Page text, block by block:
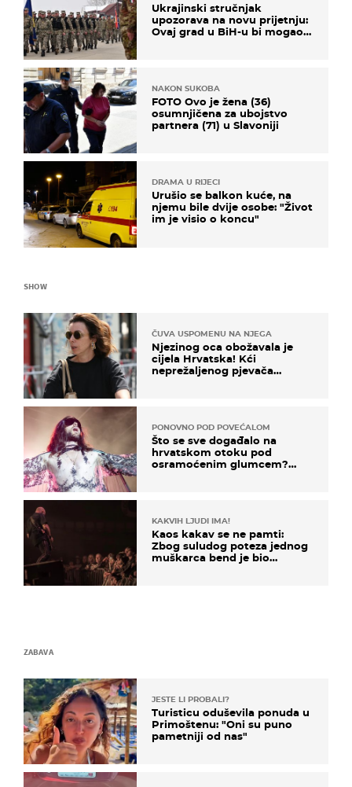
Ukrajinski stručnjak
upozorava na novu prijetnju:
Ovaj grad u BiH-u bi mogao
NAKON SUKOBA
FOTO Ovo je žena (36)
osumnjičena za ubojstvo
partnera (71) u Slavoniji
DRAMA U RIJECI
Urušio se balkon kuće, na
njemu bile dvije osobe: "Život
im je visio o koncu"
SHOW
ČUVA USPOMENU NA NJEGA
Njezinog oca obožavala je
cijela Hrvatska! Kći
neprežaljenog pjevača
PONOVNO POD POVEĆALOM
Što se sve događalo na
hrvatskom otoku pod
osramoćenim glumcem?
KAKVIH LJUDI IMA!
Kaos kakav se ne pamti:
Zbog suludog poteza jednog
muškarca bend je bio
ZABAVA
JESTE LI PROBALI?
Turisticu oduševila ponuda u
Primoštenu: "Oni su puno
pametniji od nas"